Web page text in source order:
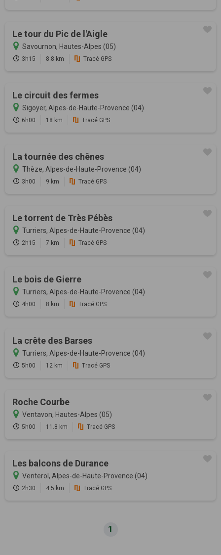
Le tour du Pic de l'Aigle
Savournon, Hautes-Alpes (05)
3h15 8.8 km Tracé GPS
Le circuit des fermes
Sigoyer, Alpes-de-Haute-Provence (04)
6h00 18 km Tracé GPS
La tournée des chênes
Thèze, Alpes-de-Haute-Provence (04)
3h00 9 km Tracé GPS
Le torrent de Très Pébès
Turriers, Alpes-de-Haute-Provence (04)
2h15 7 km Tracé GPS
Le bois de Gierre
Turriers, Alpes-de-Haute-Provence (04)
4h00 8 km Tracé GPS
La crête des Barses
Turriers, Alpes-de-Haute-Provence (04)
5h00 12 km Tracé GPS
Roche Courbe
Ventavon, Hautes-Alpes (05)
5h00 11.8 km Tracé GPS
Les balcons de Durance
Venterol, Alpes-de-Haute-Provence (04)
2h30 4.5 km Tracé GPS
1